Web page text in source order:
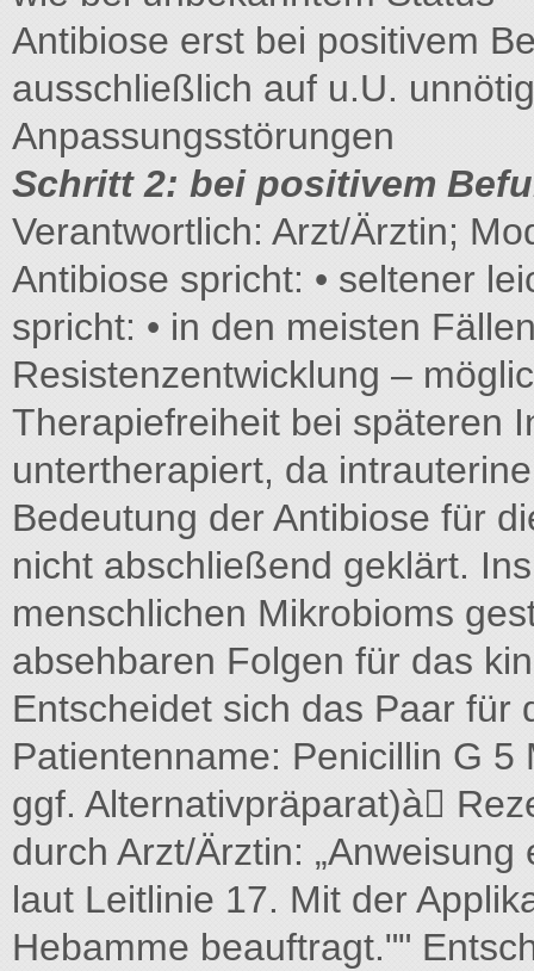
Antibiose erst bei positivem
ausschließlich auf u.U.
Anpassungsstörungen
Schritt 2: bei positivem
Verantwortlich: Arzt/Ärztin;
Antibiose spricht: • seltener
spricht: • in den meisten
Resistenzentwicklung –
Therapiefreiheit bei späteren
untertherapiert, da
Bedeutung der Antibiose für
nicht abschließend geklärt.
menschlichen Mikrobioms
absehbaren Folgen für das
Entscheidet sich das Paar für
Patientenname: Penicillin G
ggf. Alternativpräparat)à
durch Arzt/Ärztin:
laut Leitlinie 17. Mit der
Hebamme beauftragt.""